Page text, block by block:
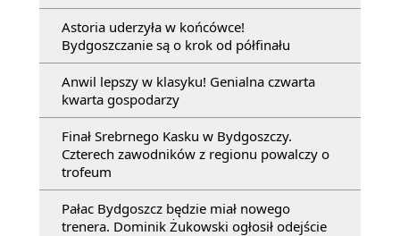
Astoria uderzyła w końcówce!
Bydgoszczanie są o krok od półfinału
Anwil lepszy w klasyku! Genialna czwarta
kwarta gospodarzy
Finał Srebrnego Kasku w Bydgoszczy.
Czterech zawodników z regionu powalczy o
trofeum
Pałac Bydgoszcz będzie miał nowego
trenera. Dominik Żukowski ogłosił odejście